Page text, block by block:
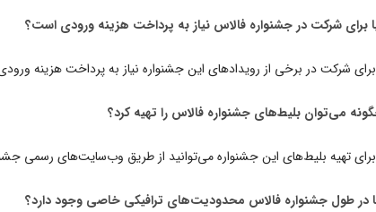
برای شرکت در برخی از رویدادهای این جشنواره نیاز به پرداخت هزینه
برای تهیه بلیط‌های این جشنواره می‌توانید از طریق وب‌سایت‌های رسمی